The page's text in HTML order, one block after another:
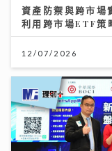
資產防禦與跨市場
利用跨市場ETF策
12/07/2026